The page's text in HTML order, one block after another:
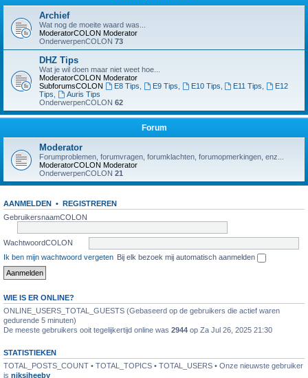
Archief
Wat nog de moeite waard was...
ModeratorCOLON Moderator
OnderwerpenCOLON 73
DHZ Tips
Wat je wil doen maar niet weet hoe...
ModeratorCOLON Moderator
SubforumsCOLON
E8 Tips E9 Tips E10 Tips E11 Tips
E12
Tips
Auris Tips
OnderwerpenCOLON 62
Forum
Moderator
Forumproblemen, forumvragen, forumklachten, forumopmerkingen, enz...
ModeratorCOLON Moderator
OnderwerpenCOLON 21
AANMELDEN • REGISTREREN
GebruikersnaamCOLON
WachtwoordCOLON
Ik ben mijn wachtwoord vergeten Bij elk bezoek mij automatisch aanmelden
WIE IS ER ONLINE?
ONLINE_USERS_TOTAL_GUESTS (Gebaseerd op de gebruikers die actief waren
gedurende 5 minuten)
De meeste gebruikers ooit tegelijkertijd online was 2944 op Za Jul 26, 2025 21:30
STATISTIEKEN
TOTAL_POSTS_COUNT • TOTAL_TOPICS • TOTAL_USERS • Onze nieuwste gebruiker
is niksiheeby